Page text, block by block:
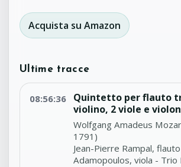
Acquista su Amazon
Ultime tracce
08:56:36
Quintetto per flauto
violino, 2 viole e
Wolfgang Amadeus
1791)
Jean-Pierre Rampal,
Adamopoulos, viola - Trio